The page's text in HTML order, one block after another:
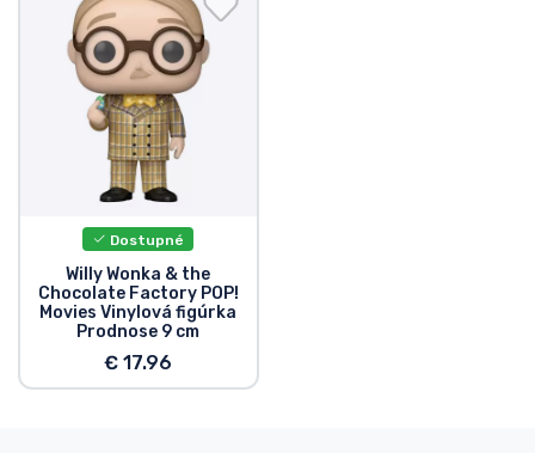
Dostupné
Willy Wonka & the
Chocolate Factory POP!
Movies Vinylová figúrka
Prodnose 9 cm
€ 17.96
Typy výrobkov
Značky